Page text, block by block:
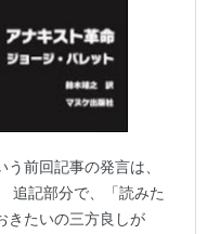
う前回記事の発言は、
追記部分で、「読みた
きたいの三方良しが